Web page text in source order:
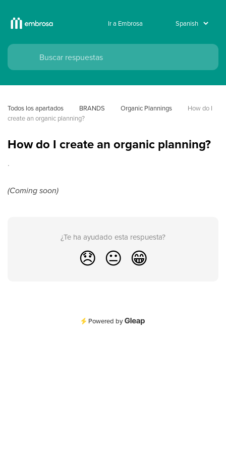
Ir a Embrosa
Todos los apartados BRANDS Organic Plannings
How do I
create an organic planning?
How do I create an organic planning?
.
(Coming soon)
¿Te ha ayudado esta respuesta?
😞 😐 😁
Powered by